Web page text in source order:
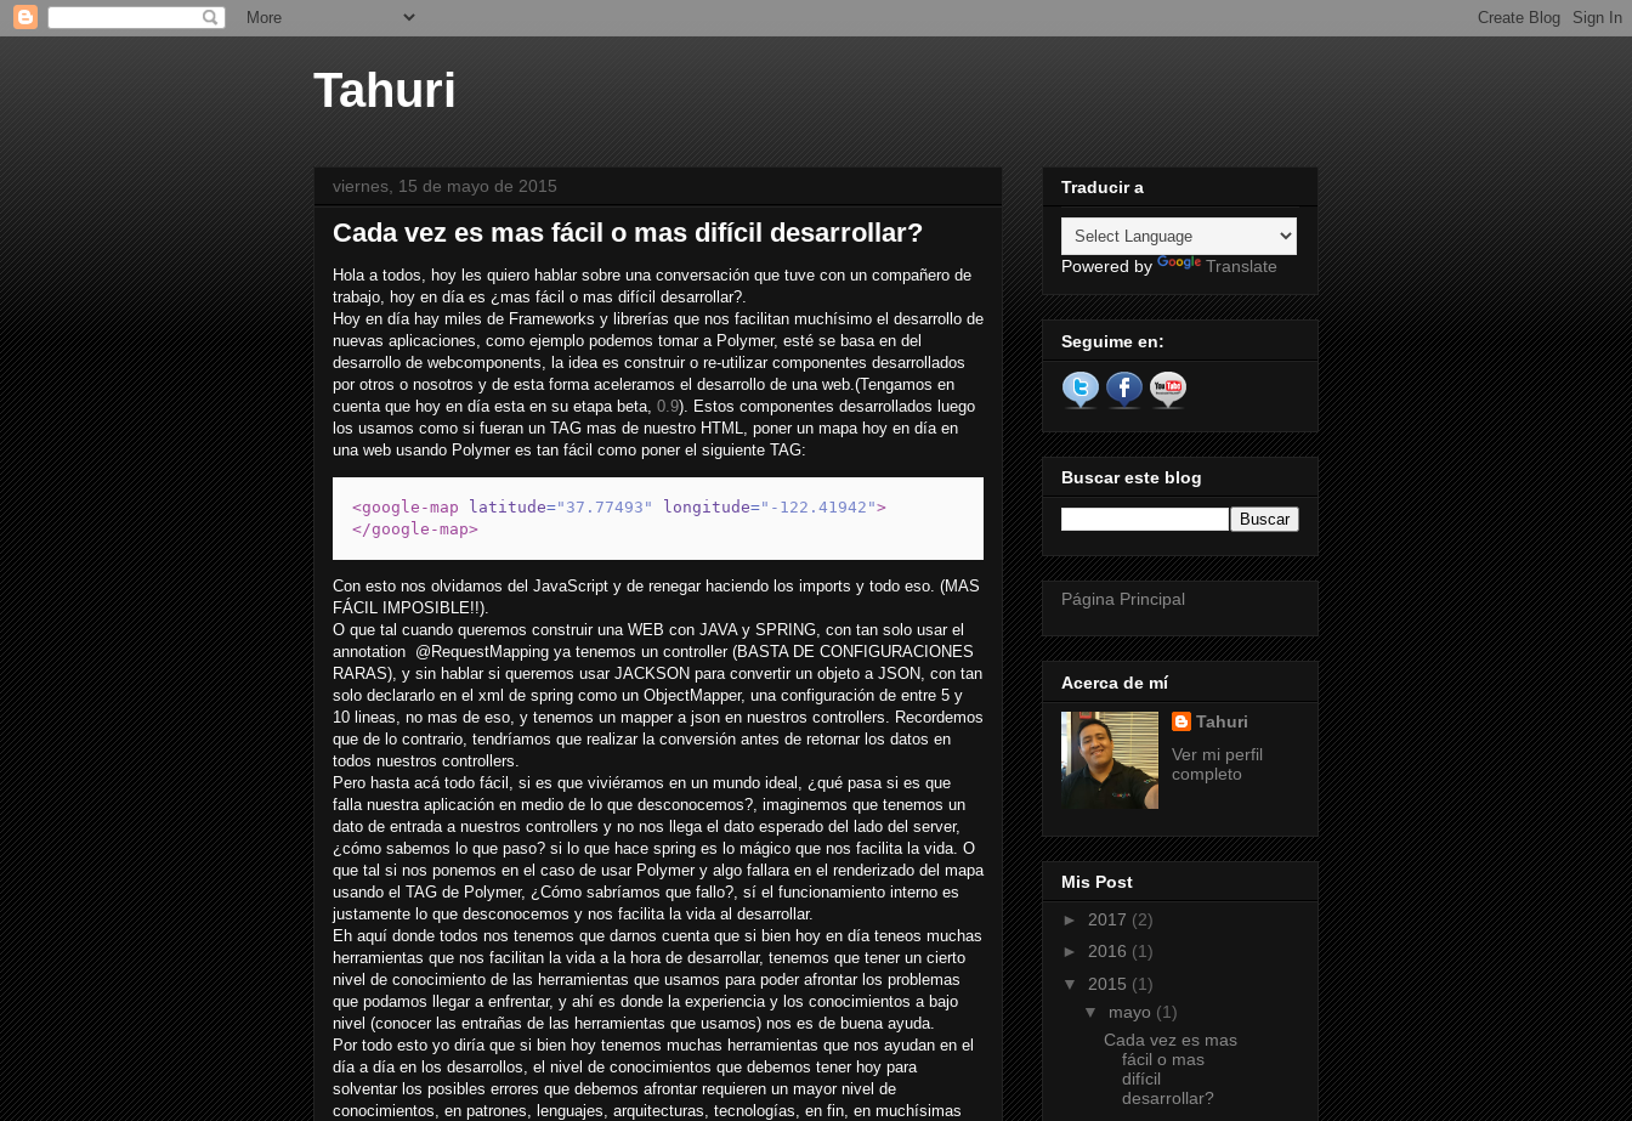
Tahuri
viernes, 15 de mayo de 2015
Cada vez es mas fácil o mas difícil desarrollar?
Hola a todos, hoy les quiero hablar sobre una conversación que tuve con un compañero de
trabajo, hoy en día es ¿mas fácil o mas difícil desarrollar?.
Hoy en día hay miles de Frameworks y librerías que nos facilitan muchísimo el desarrollo de
nuevas aplicaciones, como ejemplo podemos tomar a Polymer, esté se basa en del
desarrollo de webcomponents, la idea es construir o re-utilizar componentes desarrollados
por otros o nosotros y de esta forma aceleramos el desarrollo de una web.(Tengamos en
cuenta que hoy en día esta en su etapa beta, 0.9). Estos componentes desarrollados luego
los usamos como si fueran un TAG mas de nuestro HTML, poner un mapa hoy en día en
una web usando Polymer es tan fácil como poner el siguiente TAG:
<google-map latitude="37.77493" longitude="-122.41942">
</google-map>
Con esto nos olvidamos del JavaScript y de renegar haciendo los imports y todo eso. (MAS
FÁCIL IMPOSIBLE!!).
O que tal cuando queremos construir una WEB con JAVA y SPRING, con tan solo usar el
annotation @RequestMapping ya tenemos un controller (BASTA DE CONFIGURACIONES
RARAS), y sin hablar si queremos usar JACKSON para convertir un objeto a JSON, con tan
solo declararlo en el xml de spring como un ObjectMapper, una configuración de entre 5 y
10 lineas, no mas de eso, y tenemos un mapper a json en nuestros controllers. Recordemos
que de lo contrario, tendríamos que realizar la conversión antes de retornar los datos en
todos nuestros controllers.
Pero hasta acá todo fácil, si es que viviéramos en un mundo ideal, ¿qué pasa si es que
falla nuestra aplicación en medio de lo que desconocemos?, imaginemos que tenemos un
dato de entrada a nuestros controllers y no nos llega el dato esperado del lado del server,
¿cómo sabemos lo que paso? si lo que hace spring es lo mágico que nos facilita la vida. O
que tal si nos ponemos en el caso de usar Polymer y algo fallara en el renderizado del mapa
usando el TAG de Polymer, ¿Cómo sabríamos que fallo?, sí el funcionamiento interno es
justamente lo que desconocemos y nos facilita la vida al desarrollar.
Eh aquí donde todos nos tenemos que darnos cuenta que si bien hoy en día teneos muchas
herramientas que nos facilitan la vida a la hora de desarrollar, tenemos que tener un cierto
nivel de conocimiento de las herramientas que usamos para poder afrontar los problemas
que podamos llegar a enfrentar, y ahí es donde la experiencia y los conocimientos a bajo
nivel (conocer las entrañas de las herramientas que usamos) nos es de buena ayuda.
Por todo esto yo diría que si bien hoy tenemos muchas herramientas que nos ayudan en el
día a día en los desarrollos, el nivel de conocimientos que debemos tener hoy para
solventar los posibles errores que debemos afrontar requieren un mayor nivel de
conocimientos, en patrones, lenguajes, arquitecturas, tecnologías, en fin, en muchísimas
Traducir a
Powered by Translate
Seguime en:
Buscar este blog
Página Principal
Acerca de mí
Tahuri
Ver mi perfil
completo
Mis Post
► 2017 (2)
► 2016 (1)
▼ 2015 (1)
▼ mayo (1)
Cada vez es mas
fácil o mas
difícil
desarrollar?